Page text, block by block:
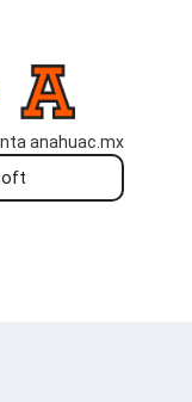
anahuac.mx